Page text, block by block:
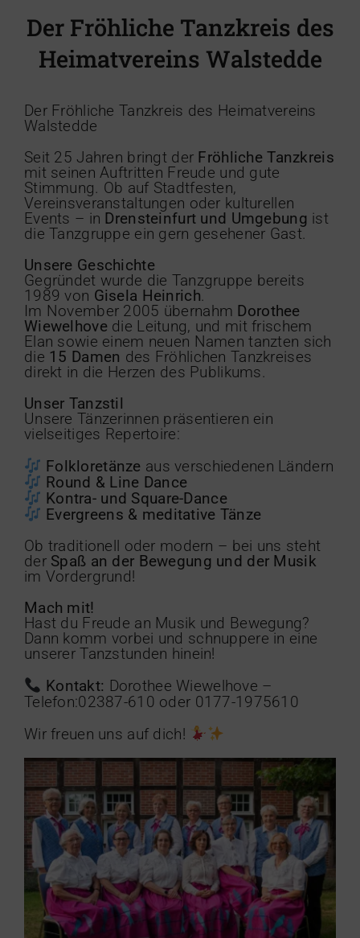
Der Fröhliche Tanzkreis des
Heimatvereins Walstedde
Der Fröhliche Tanzkreis des Heimatvereins
Walstedde
Seit 25 Jahren bringt der Fröhliche Tanzkreis
mit seinen Auftritten Freude und gute
Stimmung. Ob auf Stadtfesten,
Vereinsveranstaltungen oder kulturellen
Events – in Drensteinfurt und Umgebung ist
die Tanzgruppe ein gern gesehener Gast.
Unsere Geschichte
Gegründet wurde die Tanzgruppe bereits
1989 von Gisela Heinrich.
Im November 2005 übernahm Dorothee
Wiewelhovedie Leitung, und mit frischem
Elan sowie einem neuen Namen tanzten sich
die 15 Damen des Fröhlichen Tanzkreises
direkt in die Herzen des Publikums.
Unser Tanzstil
Unsere Tänzerinnen präsentieren ein
vielseitiges Repertoire:
Folkloretänze aus verschiedenen Ländern
Round & Line Dance
Kontra- und Square-Dance
Evergreens & meditative Tänze
Ob traditionell oder modern – bei uns steht
der Spaß an der Bewegung und der Musik
im Vordergrund!
Mach mit!
Hast du Freude an Musik und Bewegung?
Dann komm vorbei und schnuppere in eine
unserer Tanzstunden hinein!
Kontakt: Dorothee Wiewelhove –
Telefon:02387-610 oder 0177-1975610
Wir freuen uns auf dich!